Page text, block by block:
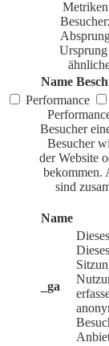
Name
Performance
Besucher
Besucher
der Website
bekommen.
sind
Name
_ga